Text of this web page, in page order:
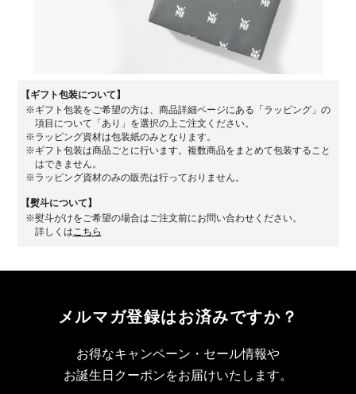
【ギフト包装について】
ギフト包装をご希望の方は、商品詳細ページにある「ラッピング」の
項目について「あり」を選択の上ご注文ください。
ラッピング資材は包装紙のみとなります。
ギフト包装は商品ごとに行います。複数商品をまとめて包装すること
はできません。
ラッピング資材のみの販売は行っておりません。
【熨斗について】
熨斗がけをご希望の場合はご注文前にお問い合わせください。
詳しくは こちら
メルマガ登録はお済みですか？
お得なキャンペーン・セール情報や
お誕生日クーポンをお届けいたします。